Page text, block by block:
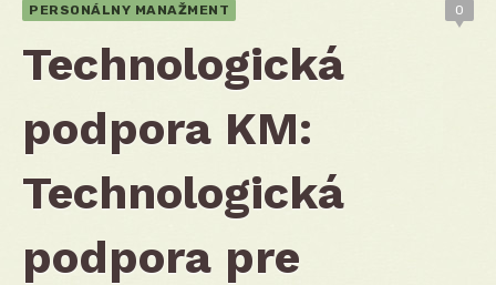
PERSONÁLNY MANAŽMENT 0
Technologická
podpora KM:
Technologická
podpora pre